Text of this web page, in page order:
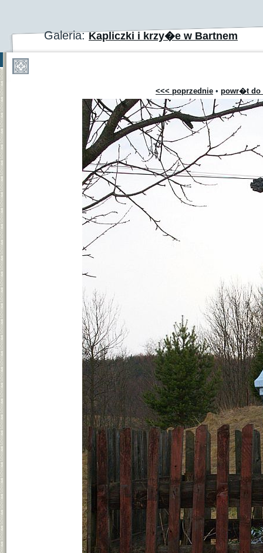
Galeria:Kapliczki i krzy�e w Bartnem
<<< poprzednie • powr�t do